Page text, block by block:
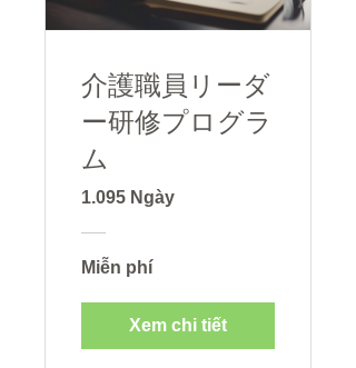
介護職員リーダ
ー研修プログラ
ム
1.095 Ngày
Miễn phí
Xem chi tiết